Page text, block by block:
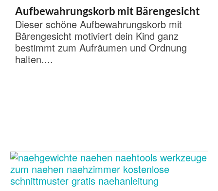
Aufbewahrungskorb mit Bärengesicht
Dieser schöne Aufbewahrungskorb mit
Bärengesicht motiviert dein Kind ganz
bestimmt zum Aufräumen und Ordnung
halten....